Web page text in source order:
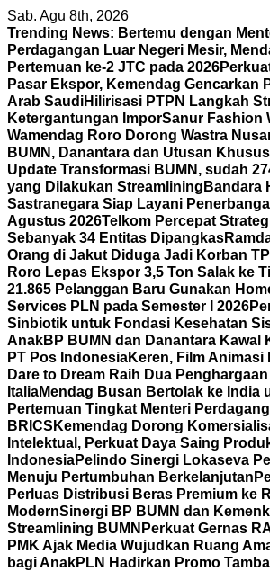
Skip
to
content
Sab. Agu 8th, 2026
Trending News: Bertemu dengan
Perdagangan Luar Negeri Mesir,
Pertemuan ke-2 JTC pada 2026
Pasar Ekspor, Kemendag Gencarkan
Arab SaudiHilirisasi PTPN Langkah
Ketergantungan ImporSanur Fashion
Wamendag Roro Dorong Wastra
BUMN, Danantara dan Utusan
Update Transformasi BUMN, sudah
yang Dilakukan Streamlining Bandara
Sastranegara Siap Layani
Agustus 2026Telkom Percepat
Sebanyak 34 Entitas Dipangkas
Orang di Jakut Diduga Jadi Korban
Roro Lepas Ekspor 3,5 Ton Salak ke
21.865 Pelanggan Baru Gunakan
Services PLN pada Semester I 2026
Sinbiotik untuk Fondasi Kesehatan
AnakBP BUMN dan Danantara Kawal
PT Pos IndonesiaKeren, Film
Dare to Dream Raih Dua
ItaliaMendag Busan Bertolak ke India
Pertemuan Tingkat Menteri
BRICS Kemendag Dorong
Intelektual, Perkuat Daya Saing
IndonesiaPelindo Sinergi Lokaseva
Menuju Pertumbuhan Berkelanjutan
Perluas Distribusi Beras Premium ke
ModernSinergi BP BUMN dan
Streamlining BUMN Perkuat Gernas
PMK Ajak Media Wujudkan Ruang
bagi AnakPLN Hadirkan Promo